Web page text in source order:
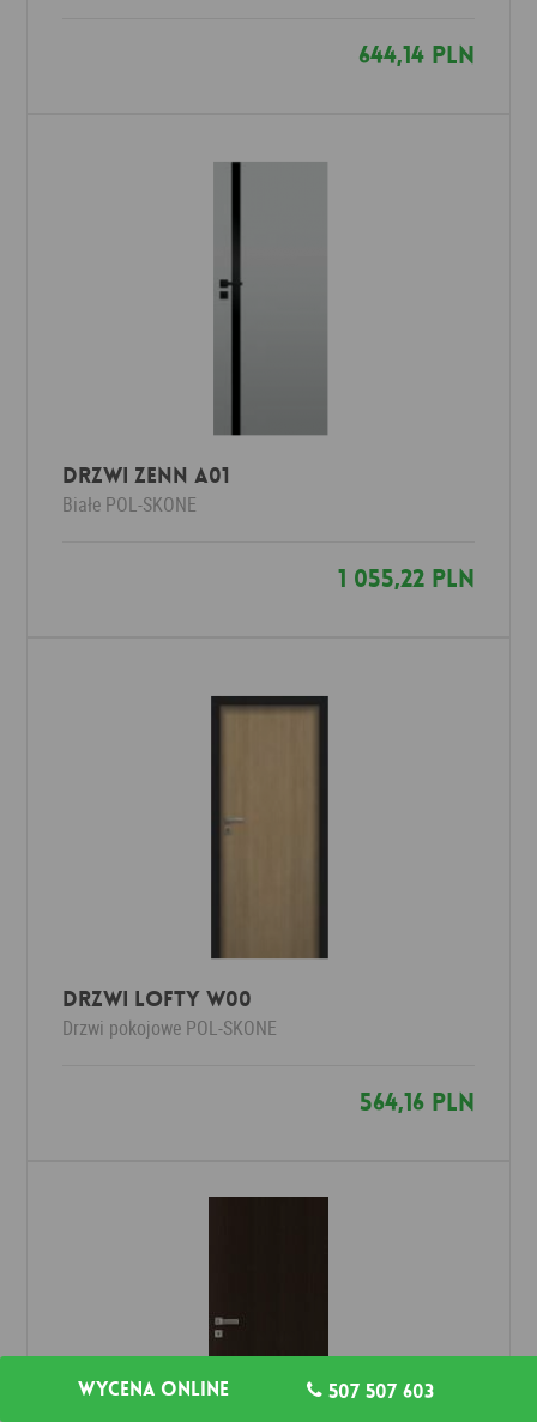
Wycena online 507 507 603
644,14 PLN
Drzwi ZENN A01
Białe POL-SKONE
1 055,22 PLN
Drzwi LOFTY W00
Drzwi pokojowe POL-SKONE
564,16 PLN